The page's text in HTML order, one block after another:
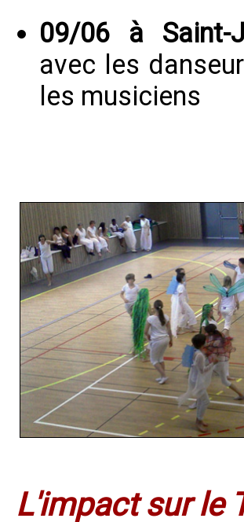
09/06 à Saint-
avec les
les musiciens
L'impact sur le